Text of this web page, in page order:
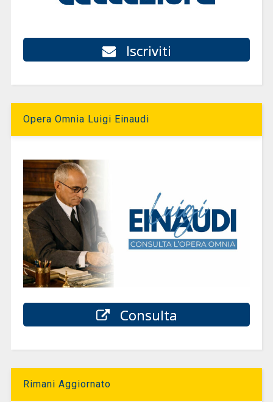
Iscriviti
Opera Omnia Luigi Einaudi
Consulta
Rimani Aggiornato